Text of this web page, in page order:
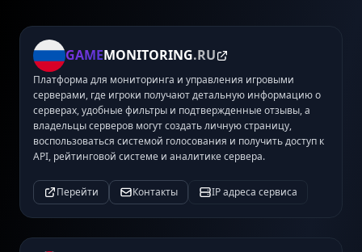
GAMEMONITORING.RU
Платформа для мониторинга и управления игровыми
серверами, где игроки получают детальную информацию о
серверах, удобные фильтры и подтвержденные отзывы, а
владельцы серверов могут создать личную страницу,
воспользоваться системой голосования и получить доступ к
API, рейтинговой системе и аналитике сервера.
Перейти Контакты IP адреса сервиса